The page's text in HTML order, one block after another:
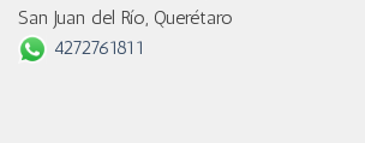
San Juan del Río, Querétaro
4272761811